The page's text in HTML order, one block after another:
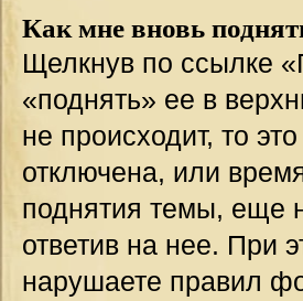
Как мне вновь
Щелкнув по ссылке
«поднять» ее в
не происходит, то
отключена, или
поднятия темы, еще
ответив на нее. При
нарушаете правил